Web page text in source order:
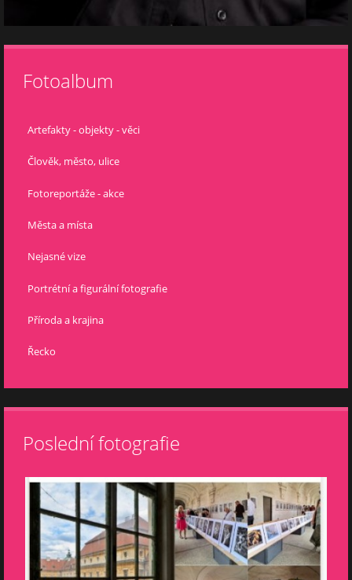
Fotoalbum
Artefakty - objekty - věci
Člověk, město, ulice
Fotoreportáže - akce
Města a místa
Nejasné vize
Portrétní a figurální fotografie
Příroda a krajina
Řecko
Poslední fotografie